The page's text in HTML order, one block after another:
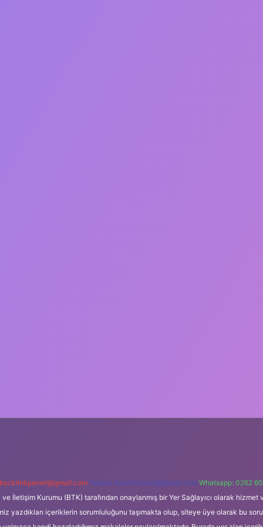
Teams: forumhizmeti@gmail.com Whatsapp: 0262
İletişim Kurumu (BTK) tarafından onaylanmış bir Yer Sağlayıcı olarak
yazdıkları içeriklerin sorumluluğunu taşımakta olup, siteye üye olarak bu